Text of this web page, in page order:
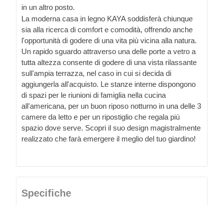
in un altro posto.
La moderna casa in legno KAYA soddisferà chiunque
sia alla ricerca di comfort e comodità, offrendo anche
l'opportunità di godere di una vita più vicina alla natura.
Un rapido sguardo attraverso una delle porte a vetro a
tutta altezza consente di godere di una vista rilassante
sull'ampia terrazza, nel caso in cui si decida di
aggiungerla all'acquisto. Le stanze interne dispongono
di spazi per le riunioni di famiglia nella cucina
all'americana, per un buon riposo notturno in una delle 3
camere da letto e per un ripostiglio che regala più
spazio dove serve. Scopri il suo design magistralmente
realizzato che farà emergere il meglio del tuo giardino!
Specifiche